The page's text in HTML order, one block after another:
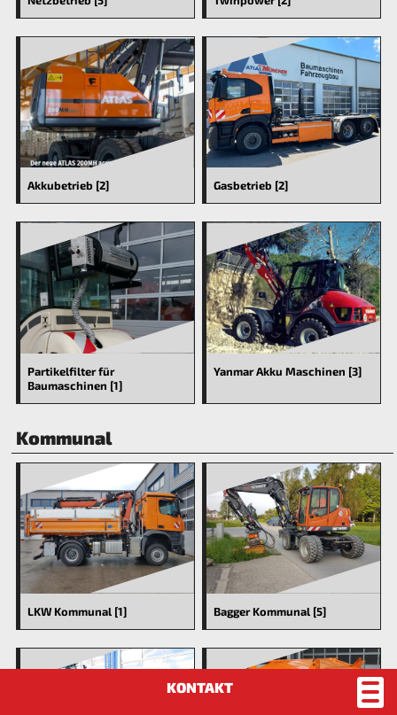
Akkubetrieb [2] Gasbetrieb [2]
Partikelfilter für
Baumaschinen [1]
Yanmar Akku Maschinen [3]
Kommunal
LKW Kommunal [1] Bagger Kommunal [5]